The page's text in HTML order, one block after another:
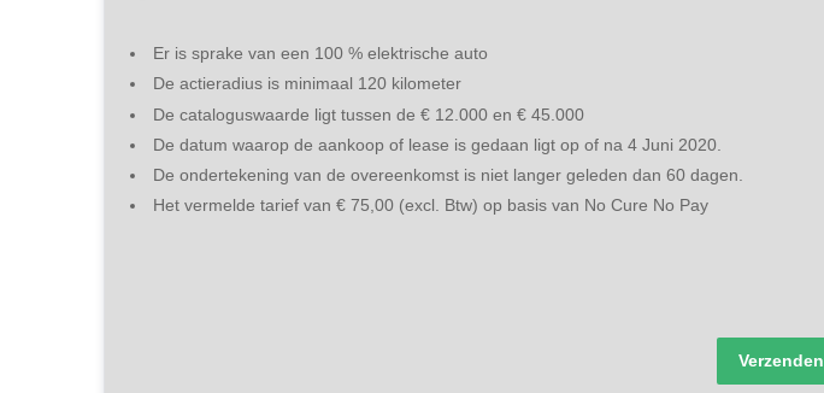
Er is sprake van een 100 % elektrische auto
De actieradius is minimaal 120 kilometer
De cataloguswaarde ligt tussen de € 12.000 en € 45.000
De datum waarop de aankoop of lease is gedaan ligt op of na 4 Juni 2020.
De ondertekening van de overeenkomst is niet langer geleden dan 60 dagen.
Het vermelde tarief van € 75,00 (excl. Btw) op basis van No Cure No Pay
Verzenden